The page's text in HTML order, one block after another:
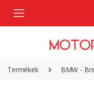
Termékek BMW -